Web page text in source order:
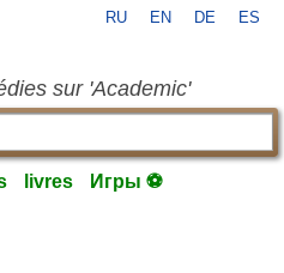
RU EN DE ES
sur 'Academic'
livres Игры ⚽